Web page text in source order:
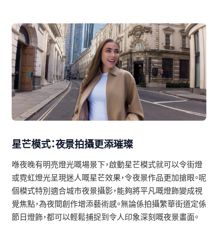
星芒模式：夜景拍攝更添璀璨
喺夜晚有明亮燈光嘅場景下，啟動星芒模式就可以令街燈
或霓虹燈光呈現迷人嘅星芒效果，令夜景作品更加搶眼。呢
個模式特別適合城市夜景攝影，能夠將平凡嘅燈飾變成視
覺焦點，為夜間創作增添藝術感。無論係拍攝繁華街道定係
節日燈飾，都可以輕鬆捕捉到令人印象深刻嘅夜景畫面。